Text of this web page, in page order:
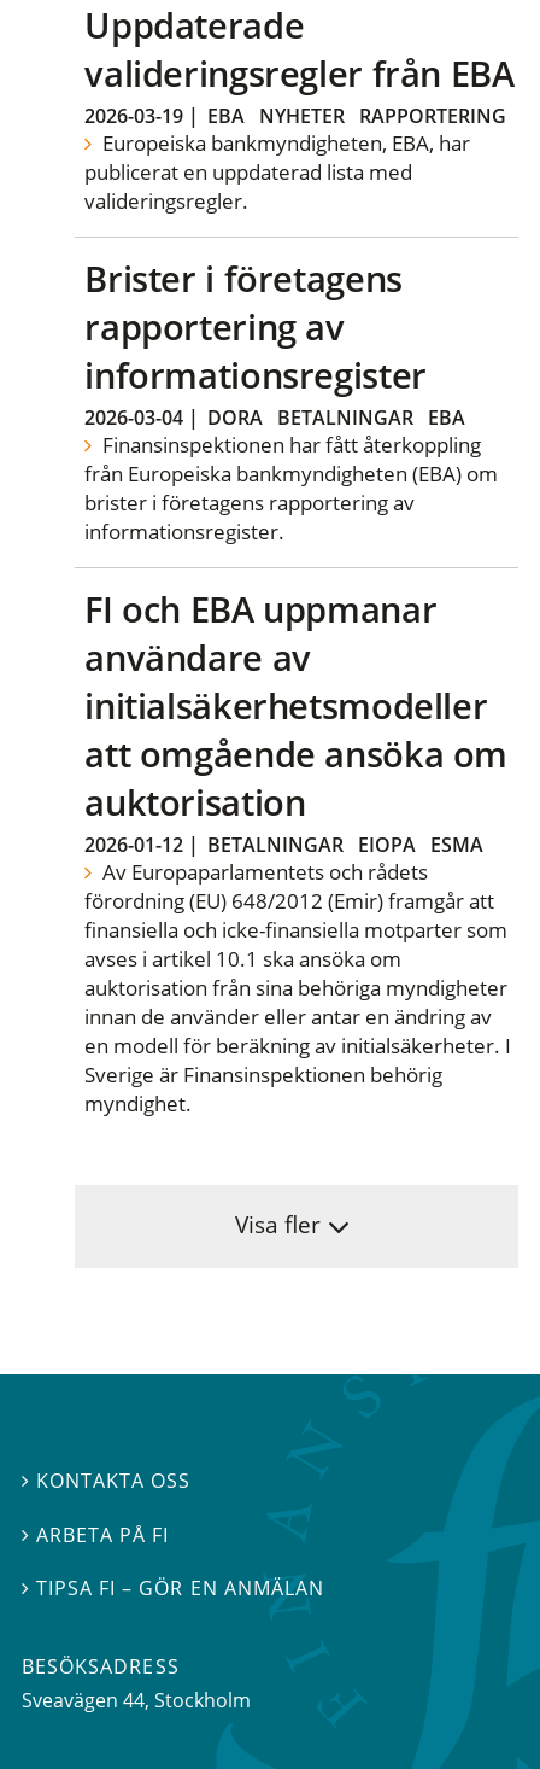
Uppdaterade
valideringsregler från EBA
2026-03-19 | EBA NYHETER RAPPORTERING
Europeiska bankmyndigheten, EBA, har
publicerat en uppdaterad lista med
valideringsregler.
Brister i företagens
rapportering av
informationsregister
2026-03-04 | DORA BETALNINGAR EBA
Finansinspektionen har fått återkoppling
från Europeiska bankmyndigheten (EBA) om
brister i företagens rapportering av
informationsregister.
FI och EBA uppmanar
användare av
initialsäkerhetsmodeller
att omgående ansöka om
auktorisation
2026-01-12 | BETALNINGAR EIOPA ESMA
Av Europaparlamentets och rådets
förordning (EU) 648/2012 (Emir) framgår att
finansiella och icke-finansiella motparter som
avses i artikel 10.1 ska ansöka om
auktorisation från sina behöriga myndigheter
innan de använder eller antar en ändring av
en modell för beräkning av initialsäkerheter. I
Sverige är Finansinspektionen behörig
myndighet.
Visa fler
 KONTAKTA OSS
 ARBETA PÅ FI
TIPSA FI – GÖR EN ANMÄLAN
BESÖKSADRESS
Sveavägen 44, Stockholm